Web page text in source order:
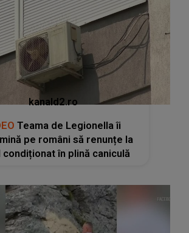
kanald2.ro
Teama de Legionella îi
pe români să renunțe la
condiționat în plină caniculă